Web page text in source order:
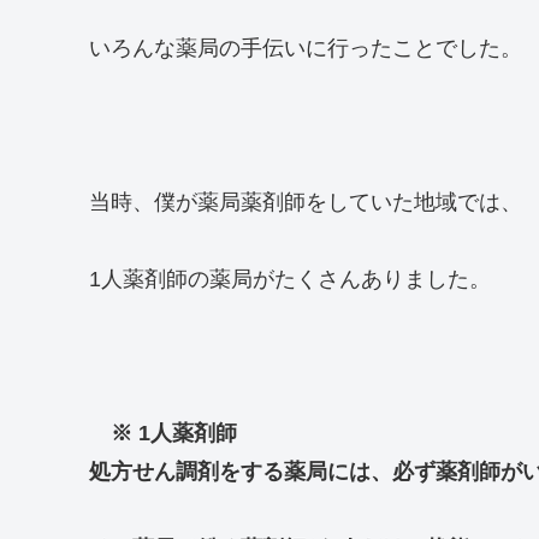
いろんな薬局の手伝いに行ったことでした。
当時、僕が薬局薬剤師をしていた地域では、
1人薬剤師の薬局がたくさんありました。
※ 1人薬剤師
処方せん調剤をする薬局には、必ず薬剤師が